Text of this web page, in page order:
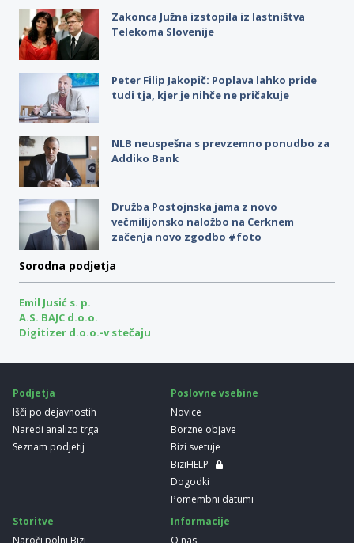
Zakonca Južna izstopila iz lastništva
Telekoma Slovenije
Peter Filip Jakopič: Poplava lahko pride
tudi tja, kjer je nihče ne pričakuje
NLB neuspešna s prevzemno ponudbo za
Addiko Bank
Družba Postojnska jama z novo
večmilijonsko naložbo na Cerknem
začenja novo zgodbo #foto
Sorodna podjetja
Emil Jusić s. p.
A.S. BAJC d.o.o.
Digitizer d.o.o.-v stečaju
Podjetja
Išči po dejavnostih
Naredi analizo trga
Seznam podjetij
Poslovne vsebine
Novice
Borzne objave
Bizi svetuje
BiziHELP
Dogodki
Pomembni datumi
Storitve
Naroči polni Bizi
Informacije
O nas